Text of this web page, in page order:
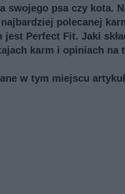
swojego psa czy kota.
polecanej
Perfect Fit. Jaki
karm i opiniach na
w tym miejscu